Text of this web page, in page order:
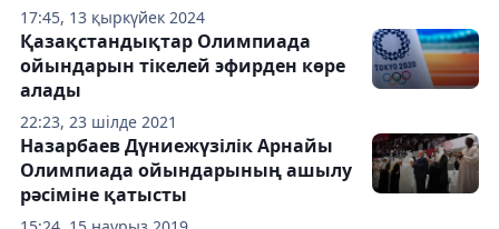
17:45, 13 қыркүйек 2024
22:23, 23 шілде 2021
Қазақстандықтар Олимпиада
ойындарын тікелей эфирден көре
алады
Назарбаев Дүниежүзілік Арнайы
Олимпиада ойындарының ашылу
рәсіміне қатысты